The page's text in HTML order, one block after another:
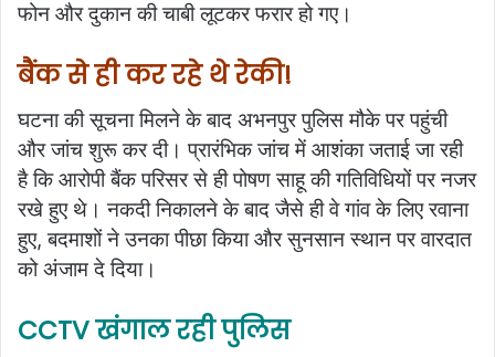
फोन और दुकान की चाबी लूटकर फरार हो गए।
बैंक से ही कर रहे थे रेकी!
घटना की सूचना मिलने के बाद अभनपुर पुलिस मौके पर पहुंची
और जांच शुरू कर दी। प्रारंभिक जांच में आशंका जताई जा रही
है कि आरोपी बैंक परिसर से ही पोषण साहू की गतिविधियों पर नजर
रखे हुए थे। नकदी निकालने के बाद जैसे ही वे गांव के लिए रवाना
हुए, बदमाशों ने उनका पीछा किया और सुनसान स्थान पर वारदात
को अंजाम दे दिया।
CCTV खंगाल रही पुलिस